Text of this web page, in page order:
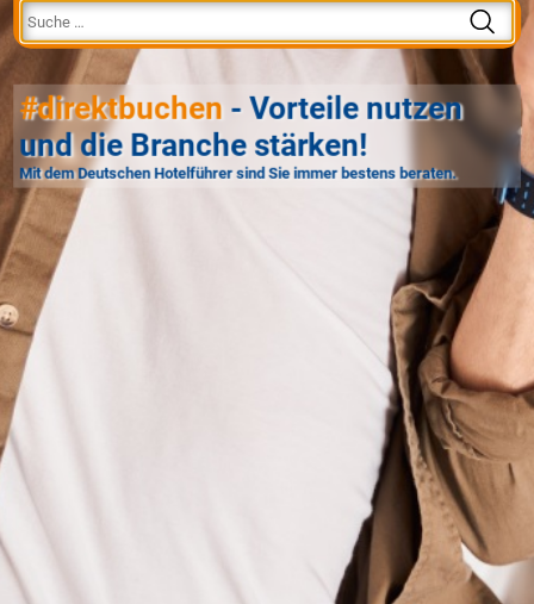
#direktbuchen - Vorteile nutzen
und die Branche stärken!
Mit dem Deutschen Hotelführer sind Sie immer bestens beraten.